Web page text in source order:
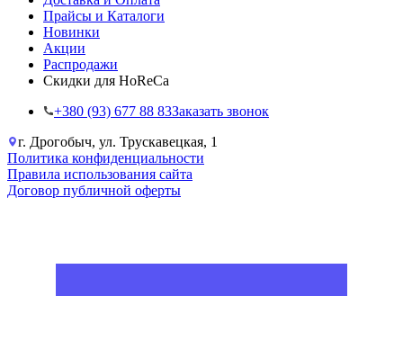
Прайсы и Каталоги
Новинки
Акции
Распродажи
Скидки для HoReCa
+38‎0 (93) 677 88 83Заказать звонок
г. Дрогобыч, ул. Трускавецкая, 1
Политика конфиденциальности
Правила использования сайта
Договор публичной оферты